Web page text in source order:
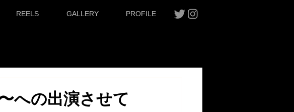
REELS GALLERY PROFILE
への出演させて